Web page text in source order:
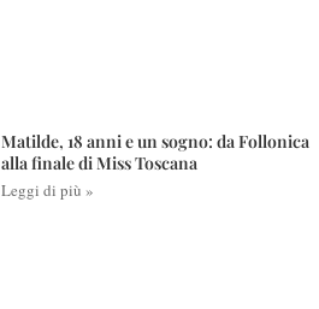
Matilde, 18 anni e un sogno: da Follonica
alla finale di Miss Toscana
Leggi di più »